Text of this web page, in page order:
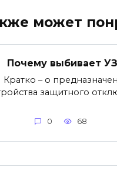
может
Почему выбивает
Кратко – о
защитного
0 68